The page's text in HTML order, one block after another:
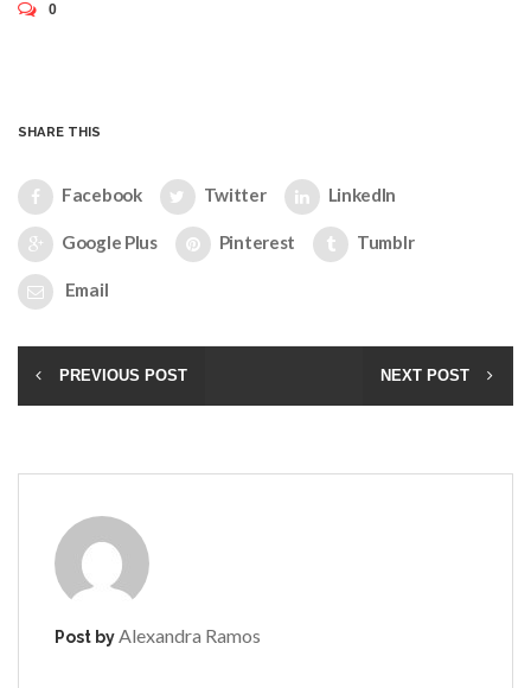
0
SHARE THIS
Facebook Twitter LinkedIn
Google Plus Pinterest Tumblr
Email
PREVIOUS POST NEXT POST
Post byAlexandra Ramos